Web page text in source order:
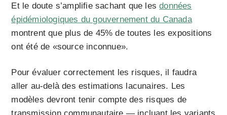
Et le doute s’amplifie sachant que lesdonnées
épidémiologiques du gouvernement du Canada
montrent que plus de 45% de toutes les expositions
ont été de «source inconnue».
Pour évaluer correctement les risques, il faudra
aller au-delà des estimations lacunaires. Les
modèles devront tenir compte des risques de
transmission communautaire — incluant les variants